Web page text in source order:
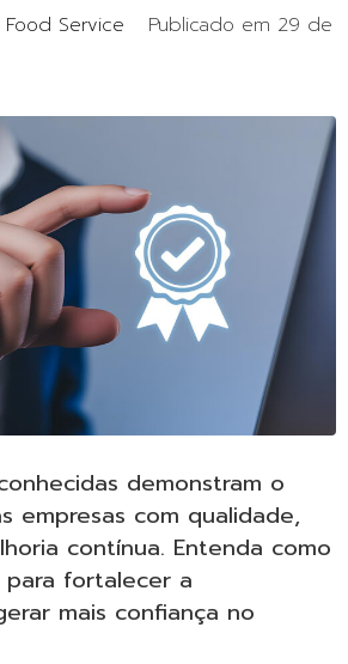
Food Service Publicado em 29 de
demonstram o
empresas com qualidade,
contínua. Entenda como
fortalecer a
mais confiança no